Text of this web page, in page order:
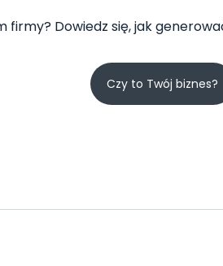
firmy? Dowiedz się, jak
Czy to Twój biznes?